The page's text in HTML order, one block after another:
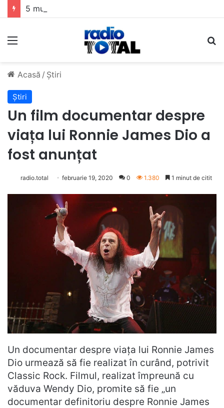
Meniu
Acasă / Știri
Știri
Un film documentar despre
viața lui Ronnie James Dio a
fost anunțat
radio.total februarie 19, 2020 0 1.380 1 minut de citit
Un documentar despre viața lui Ronnie James
Dio urmează să fie realizat în curând, potrivit
Classic Rock. Filmul, realizat împreună cu
văduva Wendy Dio, promite să fie „un
documentar definitoriu despre Ronnie James